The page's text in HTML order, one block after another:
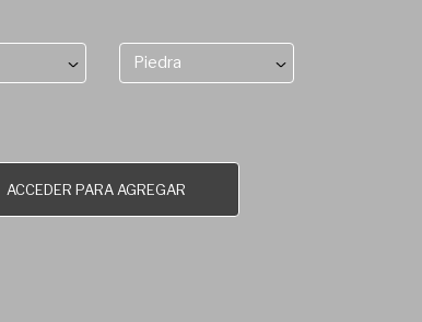
Piedra
ACCEDER PARA AGREGAR